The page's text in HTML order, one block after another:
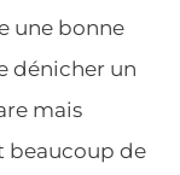
une bonne
dénicher un
mais
beaucoup de